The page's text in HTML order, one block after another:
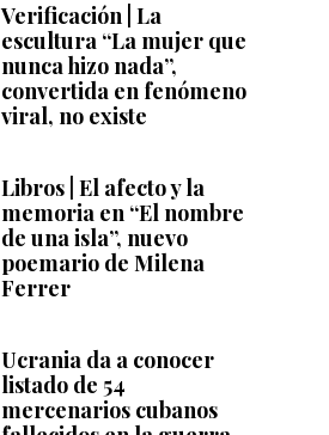
Verificación | La
escultura “La mujer que
nunca hizo nada”,
convertida en fenómeno
viral, no existe
Libros | El afecto y la
memoria en “El nombre
de una isla”, nuevo
poemario de Milena
Ferrer
Ucrania da a conocer
listado de 54
mercenarios cubanos